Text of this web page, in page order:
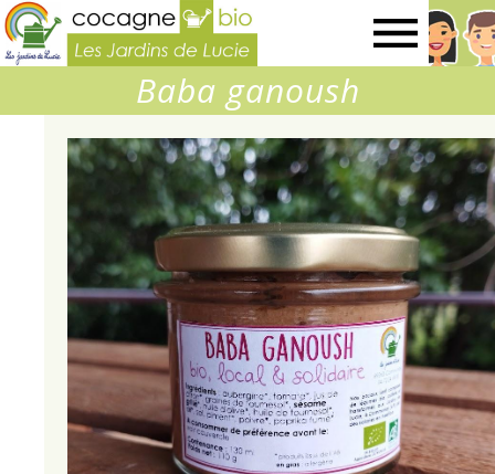
Jardins
de
Lucie
Baba ganoush